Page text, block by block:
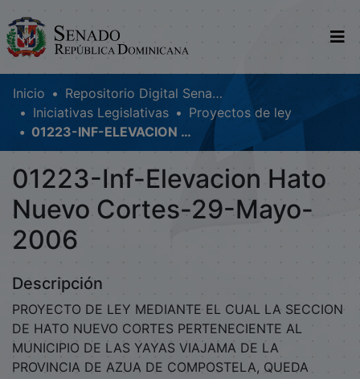
Comunidades
Glosario
Nosotros
Inicio
Repositorio Digital SenadoRD
Iniciativas Legislativas
Proyectos de ley
01223-INF-ELEVACION HATO NUEVO CORTES-29-MAYO-2006
01223-Inf-Elevacion Hato
Nuevo Cortes-29-Mayo-
2006
Descripción
PROYECTO DE LEY MEDIANTE EL CUAL LA SECCION
DE HATO NUEVO CORTES PERTENECIENTE AL
MUNICIPIO DE LAS YAYAS VIAJAMA DE LA
PROVINCIA DE AZUA DE COMPOSTELA, QUEDA